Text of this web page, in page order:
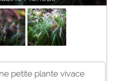
petite plante vivace